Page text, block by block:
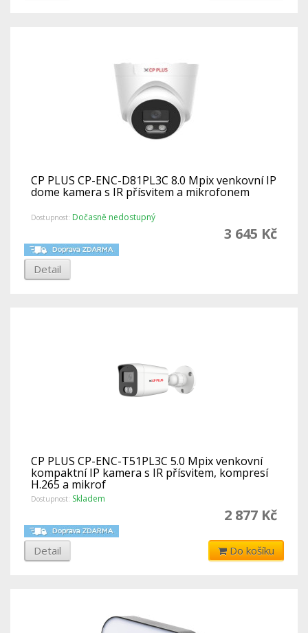
CP PLUS CP-ENC-D81PL3C 8.0 Mpix venkovní IP
dome kamera s IR přísvitem a mikrofonem
Dostupnost: Dočasně nedostupný
3 645 Kč
Detail
CP PLUS CP-ENC-T51PL3C 5.0 Mpix venkovní
kompaktní IP kamera s IR přísvitem, kompresí
H.265 a mikrof
Dostupnost: Skladem
2 877 Kč
Detail Do košíku